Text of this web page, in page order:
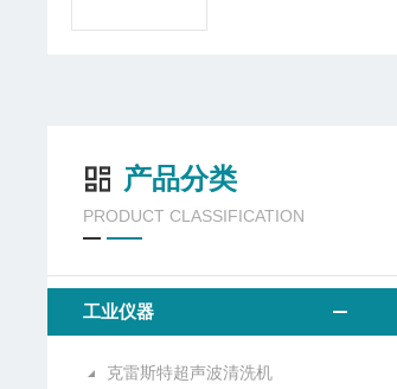
产品分类
PRODUCT CLASSIFICATION
工业仪器
克雷斯特超声波清洗机